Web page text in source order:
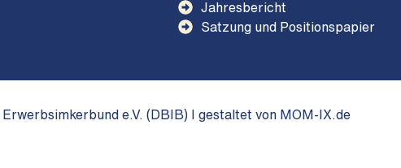
Jahresbericht
Satzung und Positionspapier
e.V. (DBIB) I gestaltet von MOM-IX.de